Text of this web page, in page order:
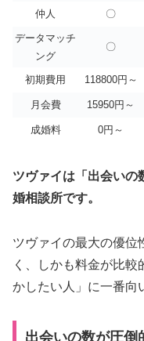
仲人 〇
データマッチ
ング
〇
初期費用 118800円～
月会費 15950円～
成婚料 0円～
ツヴァイは「出会いの
婚相談所です。
ツヴァイの最大の優位
く、しかも料金が比
かしたい人」に一番向
出会いの数が圧倒